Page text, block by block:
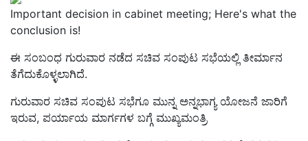
Important decision in cabinet meeting; Here's what the
conclusion is!
ಈ ಸಂಬಂಧ ಗುರುವಾರ ನಡೆದ ಸಚಿವ ಸಂಪುಟ ಸಭೆಯಲ್ಲಿ ತೀರ್ಮಾನ
ತೆಗೆದುಕೊಳ್ಳಲಾಗಿದೆ.
ಗುರುವಾರ ಸಚಿವ ಸಂಪುಟ ಸಭೆಗೂ ಮುನ್ನ ಅನ್ನಭಾಗ್ಯ ಯೋಜನೆ ಜಾರಿಗೆ
ಇರುವ, ಪರ್ಯಾಯ ಮಾರ್ಗಗಳ ಬಗ್ಗೆ ಮುಖ್ಯಮಂತ್ರಿ